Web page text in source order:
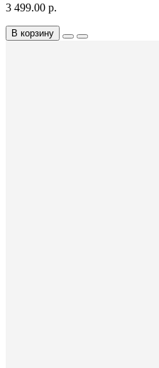
3 499.00 р.
В корзину